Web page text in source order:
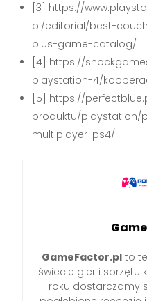
[3] https://
pl/editorial/best-
plus-game-catalog/
[4] https://
playstation-4/
[5] https://
produktu/playstation/
multiplayer-ps4/
GameFactor.pl to
świecie gier i sprzętu
roku dostarczamy